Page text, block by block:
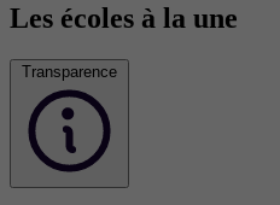
Les écoles à la une
Transparence